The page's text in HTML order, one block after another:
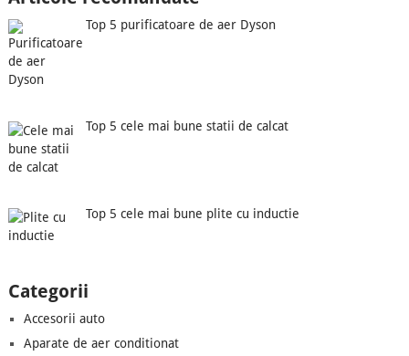
Top 5 purificatoare de aer Dyson
Top 5 cele mai bune statii de calcat
Top 5 cele mai bune plite cu inductie
Categorii
Accesorii auto
Aparate de aer conditionat